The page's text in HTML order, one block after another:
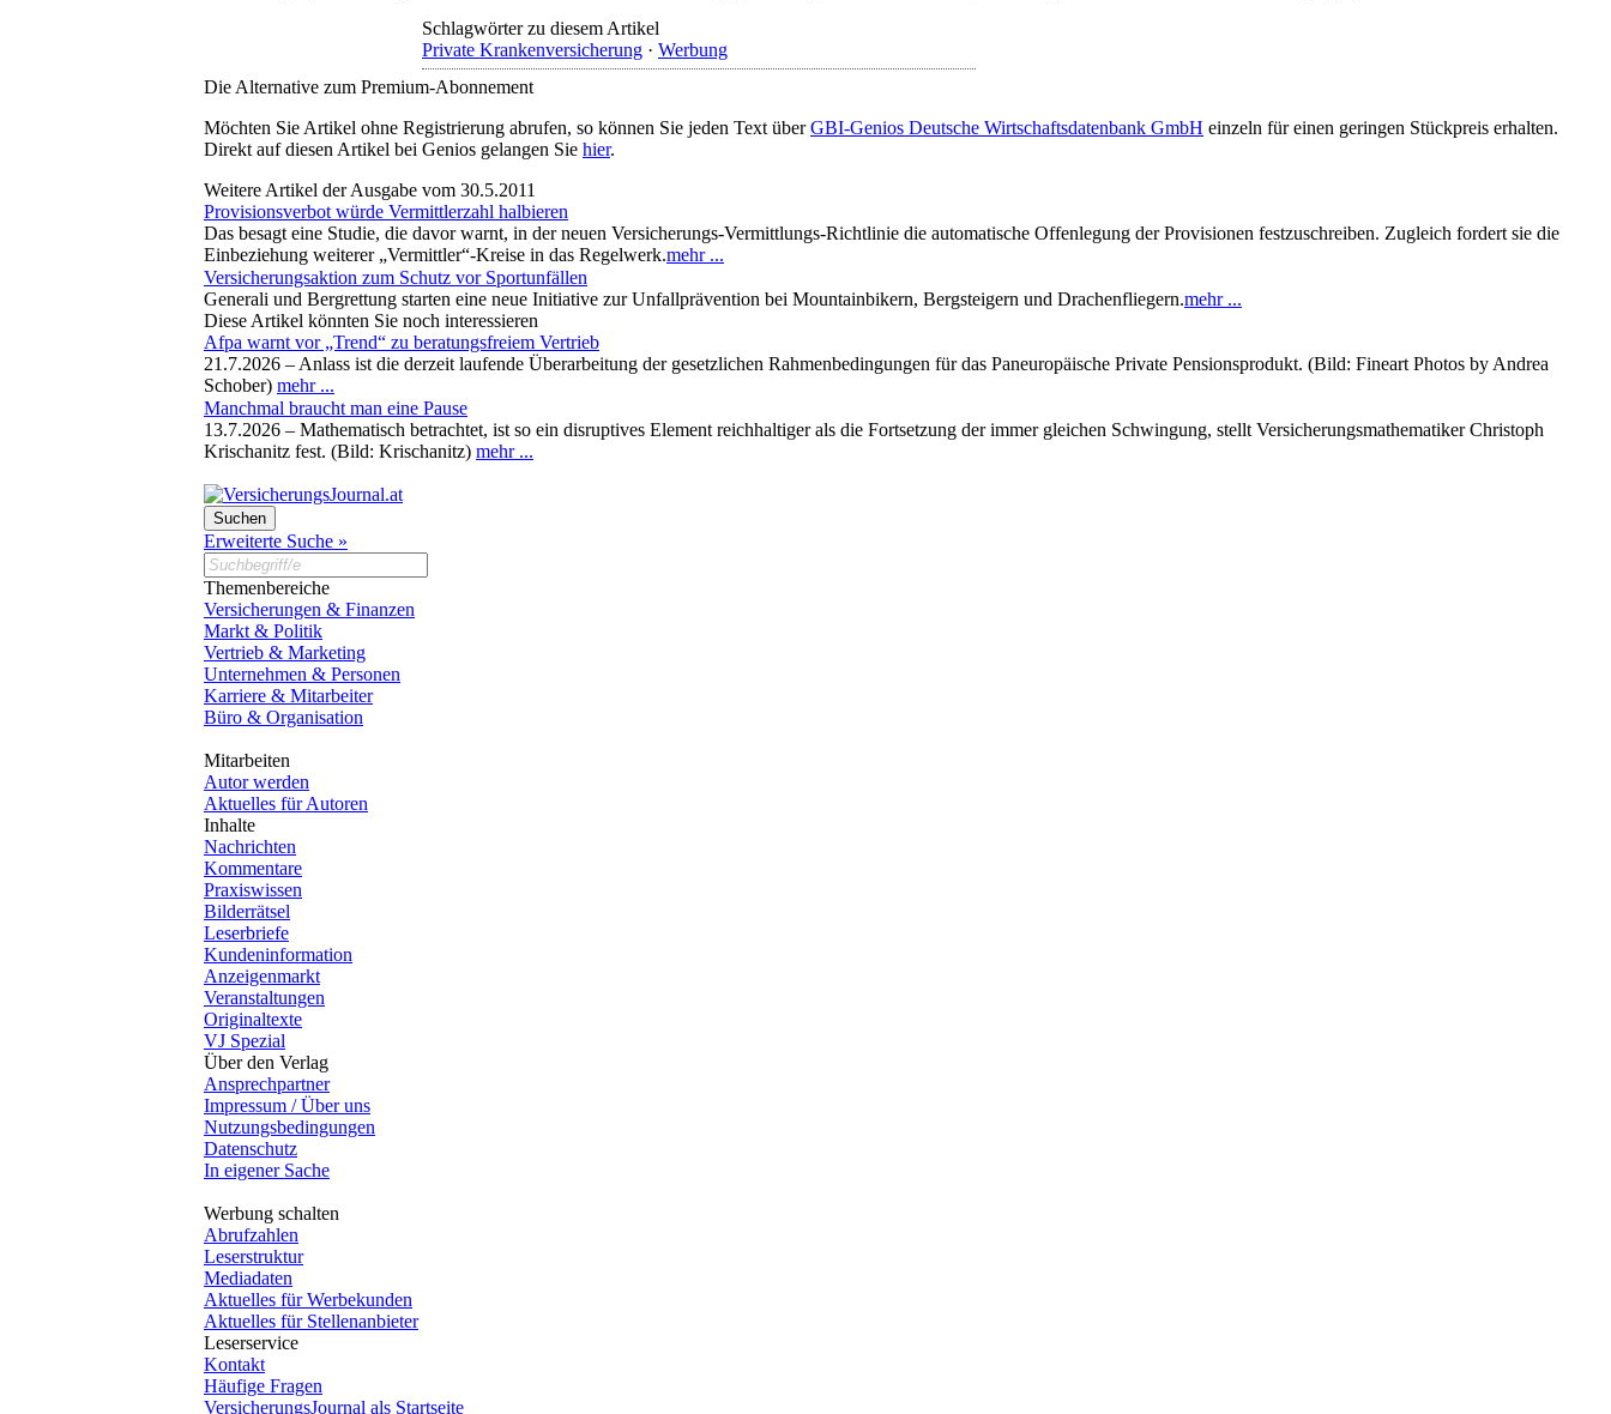
Schlagwörter zu diesem Artikel
Private Krankenversicherung · Werbung
Die Alternative zum Premium-Abonnement
Möchten Sie Artikel ohne Registrierung abrufen, so können Sie jeden Text überGBI-Genios Deutsche Wirtschaftsdatenbank GmbH einzeln für einen geringen Stückpreis erhalten.
Direkt auf diesen Artikel bei Genios gelangen Sie hier.
Weitere Artikel der Ausgabe vom 30.5.2011
Provisionsverbot würde Vermittlerzahl halbieren
Das besagt eine Studie, die davor warnt, in der neuen Versicherungs-Vermittlungs-Richtlinie die automatische Offenlegung der Provisionen festzuschreiben. Zugleich fordert sie die
Einbeziehung weiterer „Vermittler“-Kreise in das Regelwerk.mehr ...
Versicherungsaktion zum Schutz vor Sportunfällen
Generali und Bergrettung starten eine neue Initiative zur Unfallprävention bei Mountainbikern, Bergsteigern und Drachenfliegern.mehr ...
Diese Artikel könnten Sie noch interessieren
Afpa warnt vor „Trend“ zu beratungsfreiem Vertrieb
21.7.2026 – Anlass ist die derzeit laufende Überarbeitung der gesetzlichen Rahmenbedingungen für das Paneuropäische Private Pensionsprodukt. (Bild: Fineart Photos by Andrea
Schober) mehr ...
Manchmal braucht man eine Pause
13.7.2026 – Mathematisch betrachtet, ist so ein disruptives Element reichhaltiger als die Fortsetzung der immer gleichen Schwingung, stellt Versicherungsmathematiker Christoph
Krischanitz fest. (Bild: Krischanitz) mehr ...
Erweiterte Suche »
Themenbereiche
Versicherungen & Finanzen
Markt & Politik
Vertrieb & Marketing
Unternehmen & Personen
Karriere & Mitarbeiter
Büro & Organisation
Mitarbeiten
Autor werden
Aktuelles für Autoren
Inhalte
Nachrichten
Kommentare
Praxiswissen
Bilderrätsel
Leserbriefe
Kundeninformation
Anzeigenmarkt
Veranstaltungen
Originaltexte
VJ Spezial
Über den Verlag
Ansprechpartner
Impressum / Über uns
Nutzungsbedingungen
Datenschutz
In eigener Sache
Werbung schalten
Abrufzahlen
Leserstruktur
Mediadaten
Aktuelles für Werbekunden
Aktuelles für Stellenanbieter
Leserservice
Kontakt
Häufige Fragen
VersicherungsJournal als Startseite